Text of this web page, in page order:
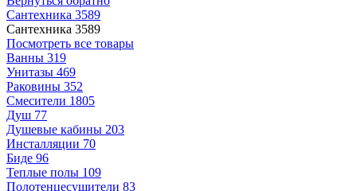
Сантехника 3589
Сантехника 3589
Посмотреть все товары
Ванны 319
Унитазы 469
Раковины 352
Смесители 1805
Душ 77
Душевые кабины 203
Инсталляции 70
Биде 96
Теплые полы 109
Полотенцесушители 83